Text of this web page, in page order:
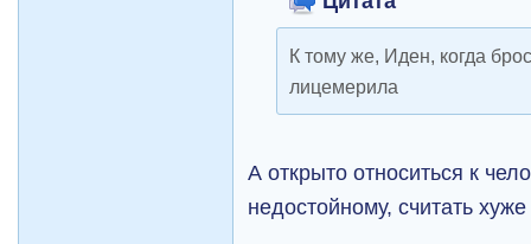
К тому же, Иден, когда
лицемерила
А открыто относиться к
недостойному, считать